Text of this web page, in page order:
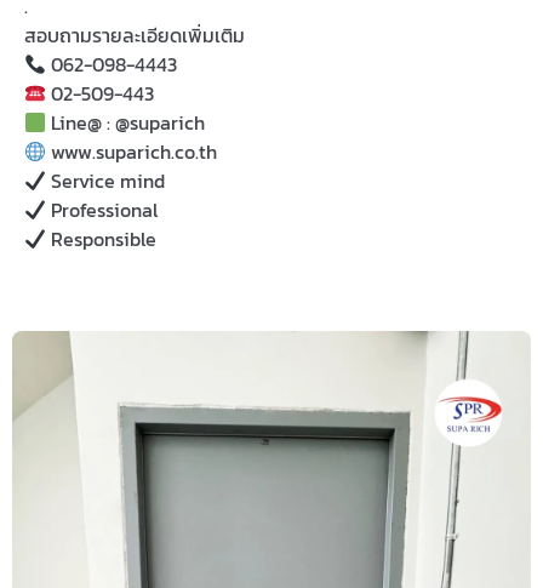
.
สอบถามรายละเอียดเพิ่มเติม
062-098-4443
02-509-443
Line@ : @suparich
www.suparich.co.th
Service mind
Professional
Responsible